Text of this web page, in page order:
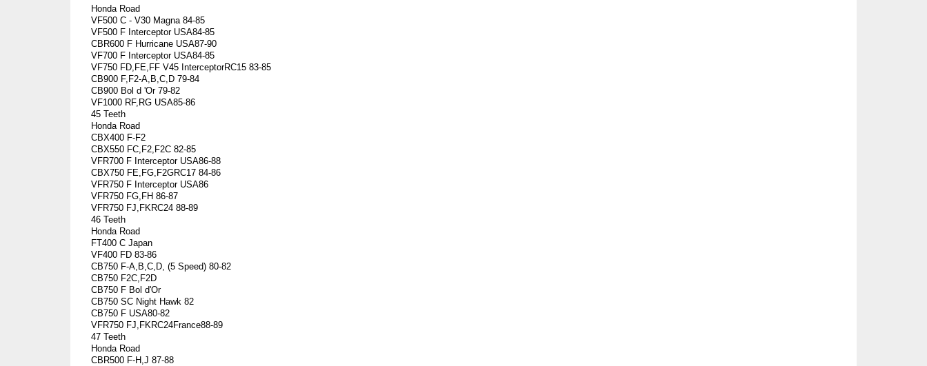
Honda Road
VF500 C - V30 Magna 84-85
VF500 F Interceptor USA84-85
CBR600 F Hurricane USA87-90
VF700 F Interceptor USA84-85
VF750 FD,FE,FF V45 InterceptorRC15 83-85
CB900 F,F2-A,B,C,D 79-84
CB900 Bol d 'Or 79-82
VF1000 RF,RG USA85-86
45 Teeth
Honda Road
CBX400 F-F2
CBX550 FC,F2,F2C 82-85
VFR700 F Interceptor USA86-88
CBX750 FE,FG,F2GRC17 84-86
VFR750 F Interceptor USA86
VFR750 FG,FH 86-87
VFR750 FJ,FKRC24 88-89
46 Teeth
Honda Road
FT400 C Japan
VF400 FD 83-86
CB750 F-A,B,C,D, (5 Speed) 80-82
CB750 F2C,F2D
CB750 F Bol d'Or
CB750 SC Night Hawk 82
CB750 F USA80-82
VFR750 FJ,FKRC24France88-89
47 Teeth
Honda Road
CBR500 F-H,J 87-88